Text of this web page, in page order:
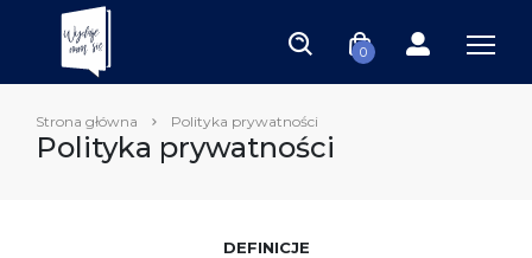
0
Strona główna Polityka prywatności
Polityka prywatności
DEFINICJE